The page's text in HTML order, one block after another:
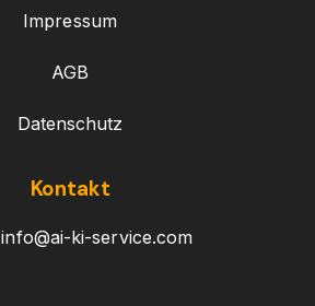
Impressum
AGB
Datenschutz
Kontakt
info@ai-ki-service.com